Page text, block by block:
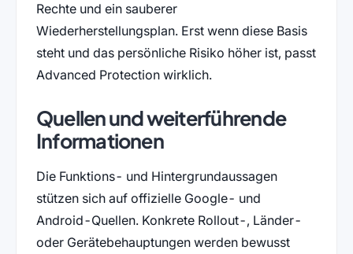
Rechte und ein sauberer
Wiederherstellungsplan. Erst wenn diese Basis
steht und das persönliche Risiko höher ist, passt
Advanced Protection wirklich.
Quellen und weiterführende
Informationen
Die Funktions- und Hintergrundaussagen
stützen sich auf offizielle Google- und
Android-Quellen. Konkrete Rollout-, Länder-
oder Gerätebehauptungen werden bewusst